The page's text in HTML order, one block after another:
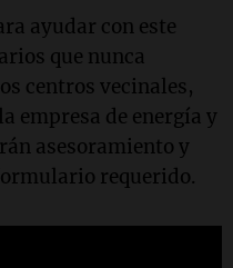
ayudar con este
que nunca
centros vecinales,
empresa de energía y
asesoramiento y
requerido.